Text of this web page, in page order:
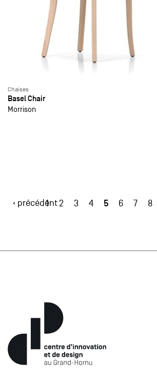
Chaises
Basel Chair
Morrison
‹ précédent
1 2 3 4 5 6 7 8